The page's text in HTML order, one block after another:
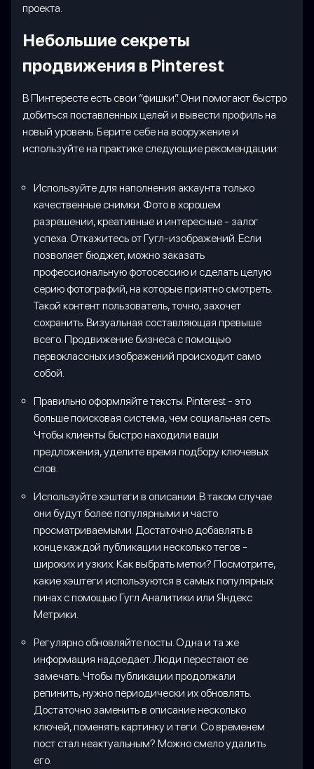
проекта.
Небольшие секреты
продвижения в Pinterest
В Пинтересте есть свои “фишки”. Они помогают быстро
добиться поставленных целей и вывести профиль на
новый уровень. Берите себе на вооружение и
используйте на практике следующие рекомендации:
Используйте для наполнения аккаунта только
качественные снимки. Фото в хорошем
разрешении, креативные и интересные - залог
успеха. Откажитесь от Гугл-изображений. Если
позволяет бюджет, можно заказать
профессиональную фотосессию и сделать целую
серию фотографий, на которые приятно смотреть.
Такой контент пользователь, точно, захочет
сохранить. Визуальная составляющая превыше
всего. Продвижение бизнеса с помощью
первоклассных изображений происходит само
собой.
Правильно оформляйте тексты. Pinterest - это
больше поисковая система, чем социальная сеть.
Чтобы клиенты быстро находили ваши
предложения, уделите время подбору ключевых
слов.
Используйте хэштеги в описании. В таком случае
они будут более популярными и часто
просматриваемыми. Достаточно добавлять в
конце каждой публикации несколько тегов -
широких и узких. Как выбрать метки? Посмотрите,
какие хэштеги используются в самых популярных
пинах с помощью Гугл Аналитики или Яндекс
Метрики.
Регулярно обновляйте посты. Одна и та же
информация надоедает. Люди перестают ее
замечать. Чтобы публикации продолжали
репинить, нужно периодически их обновлять.
Достаточно заменить в описание несколько
ключей, поменять картинку и теги. Со временем
пост стал неактуальным? Можно смело удалить
его.